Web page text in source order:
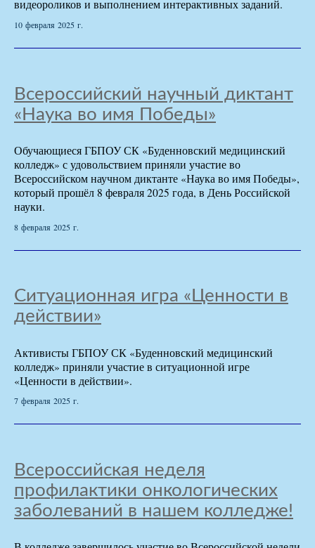
видеороликов и выполнением интерактивных заданий.
10 февраля 2025 г.
Всероссийский научный диктант
«Наука во имя Победы»
Обучающиеся ГБПОУ СК «Буденновский медицинский
колледж» с удовольствием приняли участие во
Всероссийском научном диктанте «Наука во имя Победы»,
который прошёл 8 февраля 2025 года, в День Российской
науки.
8 февраля 2025 г.
Ситуационная игра «Ценности в
действии»
Активисты ГБПОУ СК «Буденновский медицинский
колледж» приняли участие в ситуационной игре
«Ценности в действии».
7 февраля 2025 г.
Всероссийская неделя
профилактики онкологических
заболеваний в нашем колледже!